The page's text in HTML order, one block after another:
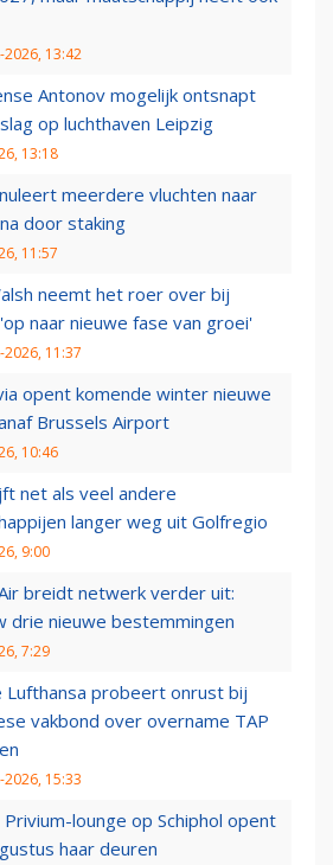
2026, 13:42
Antonov mogelijk ontsnapt
op luchthaven Leipzig
13:18
meerdere vluchten naar
door staking
11:57
neemt het roer over bij
naar nieuwe fase van groei'
2026, 11:37
opent komende winter nieuwe
Brussels Airport
10:46
net als veel andere
langer weg uit Golfregio
9:00
breidt netwerk verder uit:
drie nieuwe bestemmingen
7:29
Lufthansa probeert onrust bij
vakbond over overname TAP
2026, 15:33
lounge op Schiphol opent
haar deuren